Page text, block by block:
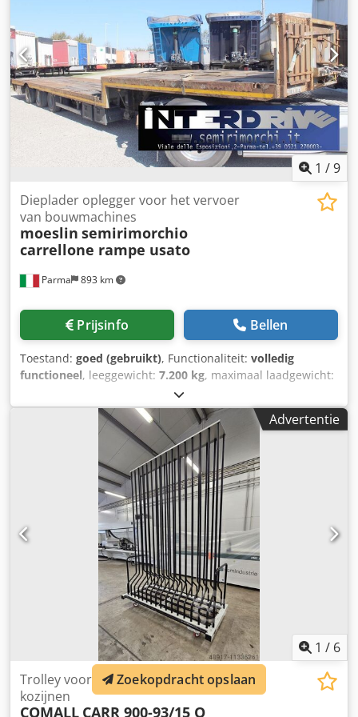
1 /9
Parma 893 km
Dieplader oplegger voor het vervoer
van bouwmachines
moeslin semirimorchio
carrellone rampe usato
Prijsinfo Bellen
Toestand: goed (gebruikt), Functionaliteit: volledig
functioneel, leeggewicht: 7.200 kg, maximaal laadgewicht:
39.000 kg
assen, eerste registratie:10/2019, laadruimte lengte:
, laadruimtebreedte:2.550 mm
800 mm , ophanging:
bandenmaten:
235.75 r 17.5, kleur: verkeersoranje
2019, Uitrusting:ABS, Gebruikte Moeslin semi-
dieplader met zwanenhals, oprijrampen, 3 assen waarvan
de 3e meesturend, luchtvering, EBS, voorbereid op
afneembare achterrampen, voorhoofd van 120cm, zijhaken
van 5 ton, twistlocks voor 20+20, 40 en 45ft containers, 3
doorlopende traverse voor schuifsteunen, 2 PVC
gereedschapskisten, bodemhoogte 84cm, bouwjaar 2019,
beschikbaar bij dealer INTERDRIVE SRL-PARMA.
Codpfjxnqvcox Agdsrf
Advertentie
1 / 6
Trolley voor vervoer van vleugels en
kozijnen
COMALL CARR 900-93/15 Q
Zoekopdracht opslaan